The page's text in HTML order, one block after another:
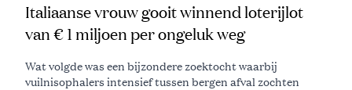
Italiaanse vrouw gooit winnend loterijlot
van € 1 miljoen per ongeluk weg
Wat volgde was een bijzondere zoektocht waarbij
vuilnisophalers intensief tussen bergen afval zochten